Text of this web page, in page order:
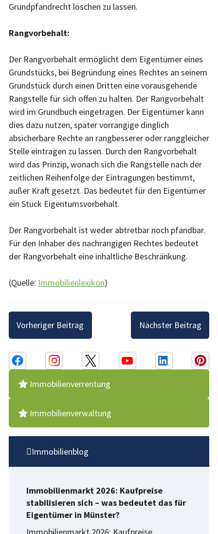
Grundpfandrecht löschen zu lassen.
Rangvorbehalt:
Der Rangvorbehalt ermöglicht dem Eigentümer eines
Grundstücks, bei Begründung eines Rechtes an seinem
Grundstück durch einen Dritten eine vorausgehende
Rangstelle für sich offen zu halten. Der Rangvorbehalt
wird im Grundbuch eingetragen. Der Eigentümer kann
dies dazu nutzen, später vorrangige dinglich
absicherbare Rechte an rangbesserer oder ranggleicher
Stelle eintragen zu lassen. Durch den Rangvorbehalt
wird das Prinzip, wonach sich die Rangstelle nach der
zeitlichen Reihenfolge der Eintragungen bestimmt,
außer Kraft gesetzt. Das bedeutet für den Eigentümer
ein Stück Eigentumsvorbehalt.
Der Rangvorbehalt ist weder abtretbar noch pfändbar.
Für den Inhaber des nachrangigen Rechtes bedeutet
der Rangvorbehalt eine inhaltliche Beschränkung.
(Quelle: Immobilienlexikon)
Beitragsnavigation
Vorheriger Beitrag Nächster Beitrag
Immobilienverrentung
Immobilienverwaltung
Immobilienblog
Immobilienmarkt 2026: Kaufpreise
stabilisieren sich – was bedeutet das für
Eigentümer in Münster?